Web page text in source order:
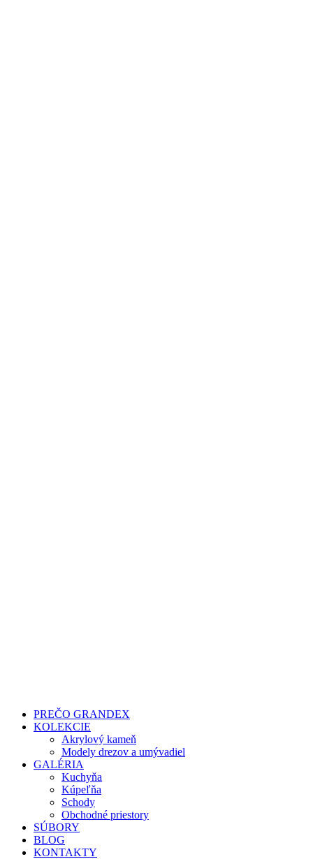
PREČO GRANDEX
KOLEKCIE
Akrylový kameň
Modely drezov a umývadiel
GALÉRIA
Kuchyňa
Kúpeľňa
Schody
Obchodné priestory
SÚBORY
BLOG
KONTAKTY